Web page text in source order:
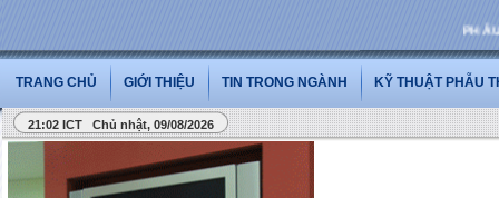
PHẪU
TRANG CHỦ GIỚI THIỆU TIN TRONG NGÀNH KỸ THUẬT PHẪU
21:02 ICT Chủ nhật, 09/08/2026